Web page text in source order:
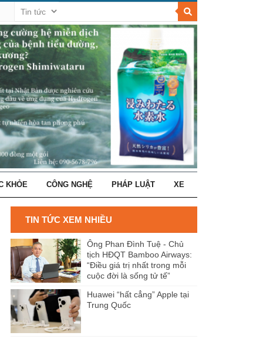
KHỎE CÔNG NGHỆ PHÁP LUẬT XE
TIN TỨC XEM NHIỀU
Ông Phan Đình Tuệ - Chủ
tịch HĐQT Bamboo Airways:
“Điều giá trị nhất trong mỗi
cuộc đời là sống tử tế”
Huawei “hất cẳng” Apple tại
Trung Quốc